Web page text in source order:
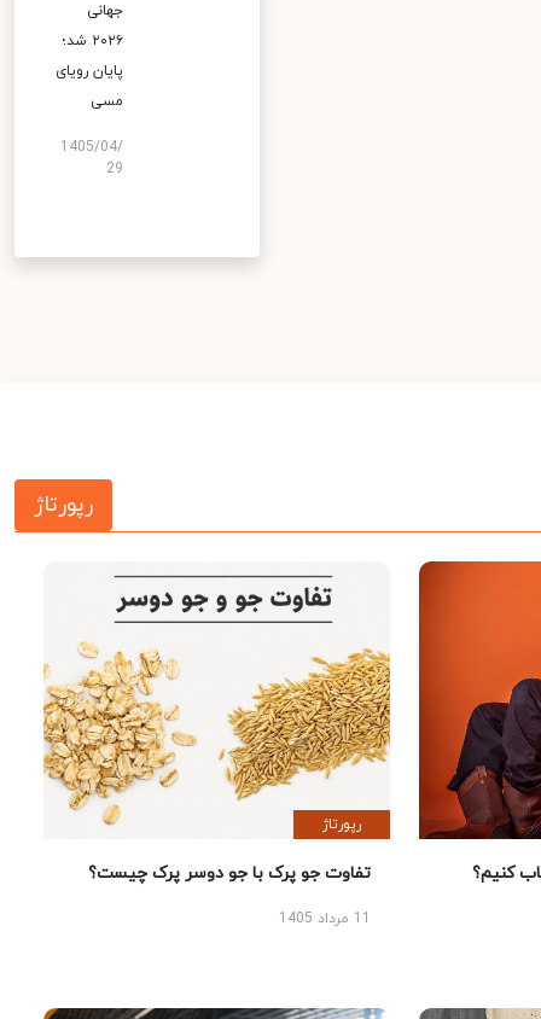
جهانی
۲۰۲۶ شد؛
پایان رویای
مسی
1405/04/
29
رپورتاژ
کنیم؟
رپورتاژ
تفاوت جو پرک با جو دوسر پرک چیست؟